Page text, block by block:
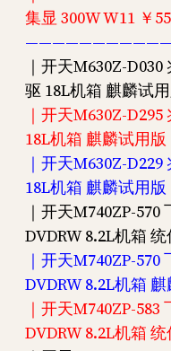
集显 300W W11 ￥
｜开天M630Z-
驱 18L机箱 麒麟试
｜开天M630Z-D295
18L机箱 麒麟试用版
｜开天M630Z-D229
18L机箱 麒麟试用版
｜开天M740ZP-570
DVDRW 8.2L机箱
｜开天M740ZP-570
DVDRW 8.2L机箱
｜开天M740ZP-583
DVDRW 8.2L机箱